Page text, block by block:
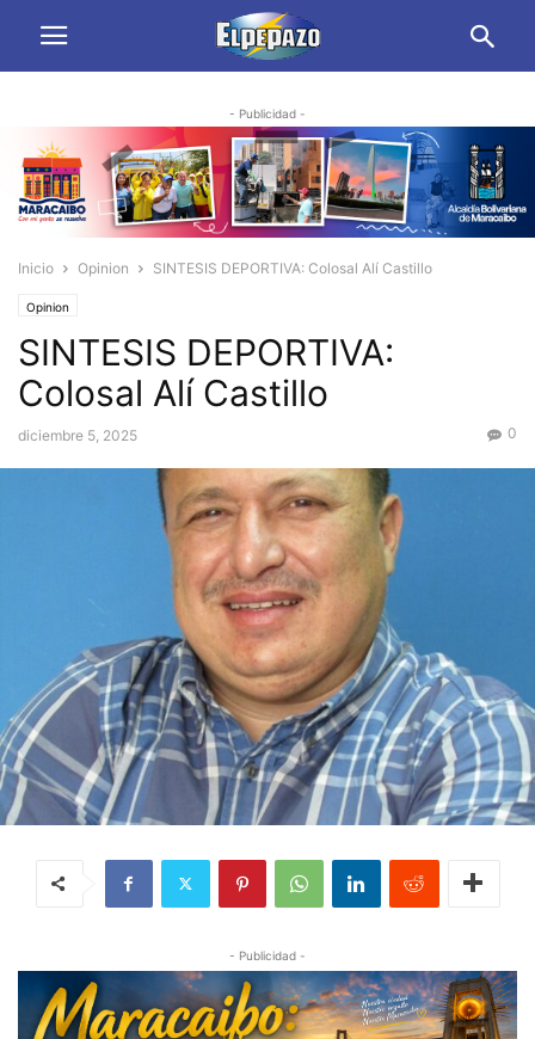
- Publicidad -
Inicio Opinion SINTESIS DEPORTIVA: Colosal Alí Castillo
Opinion
SINTESIS DEPORTIVA:
Colosal Alí Castillo
diciembre 5, 2025 0
- Publicidad -